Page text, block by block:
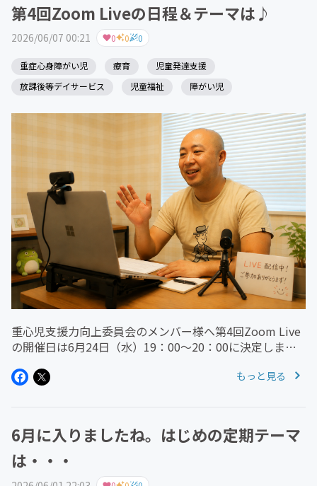
第4回Zoom Liveの日程＆テーマは♪
2026/06/07 00:21 0 0 0
重症心身障がい児 療育
児童発達支援
放課後等デイサービス
児童福祉 障がい児
重心児支援力向上委員会のメンバー様へ第4回Zoom Live
の開催日は6月24日（水）19：00～20：00に決定しまし
いて語ってはどうかなと考えています。児童発達支援や放
もっと見る
6月に入りましたね。はじめの定期テーマ
は・・・